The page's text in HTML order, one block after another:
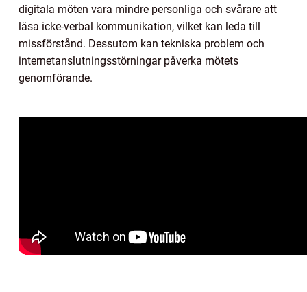
digitala möten vara mindre personliga och svårare att
läsa icke-verbal kommunikation, vilket kan leda till
missförstånd. Dessutom kan tekniska problem och
internetanslutningsstörningar påverka mötets
genomförande.